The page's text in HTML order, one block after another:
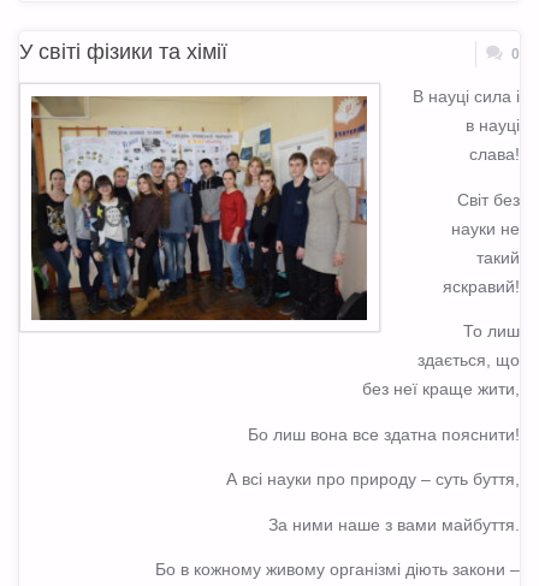
У світі фізики та хімії 0
В науці сила і
в науці
слава!
Світ без
науки не
такий
яскравий!
То лиш
здається, що
без неї краще жити,
Бо лиш вона все здатна пояснити!
А всі науки про природу – суть буття,
За ними наше з вами майбуття.
Бо в кожному живому організмі діють закони –